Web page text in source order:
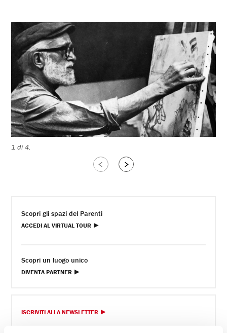
1 di 4.
Slide
Scopri gli spazi del Parenti
ACCEDI AL VIRTUAL TOUR
Scopri un luogo unico
DIVENTA PARTNER
ISCRIVITI ALLA NEWSLETTER